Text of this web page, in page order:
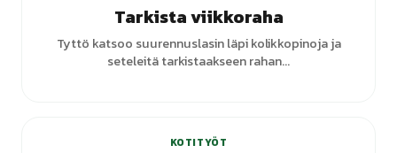
Tarkista viikkoraha
Tyttö katsoo suurennuslasin läpi kolikkopinoja ja
seteleitä tarkistaakseen rahan...
KOTITYÖT